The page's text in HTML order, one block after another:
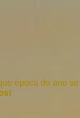
época do ano se